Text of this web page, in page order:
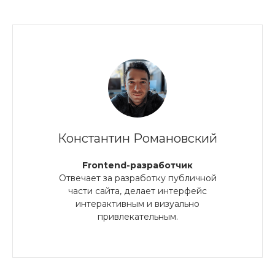
Константин Романовский
Frontend-разработчик
Отвечает за разработку публичной
части сайта, делает интерфейс
интерактивным и визуально
привлекательным.